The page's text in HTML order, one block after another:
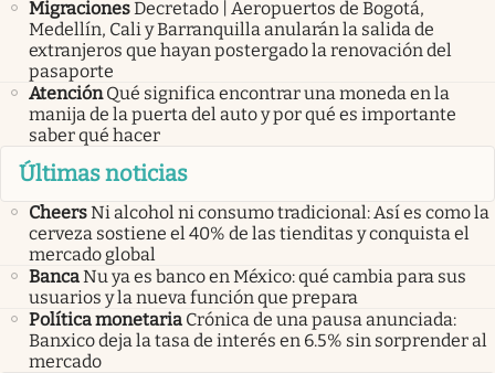
MigracionesDecretado | Aeropuertos de Bogotá,
Medellín, Cali y Barranquilla anularán la salida de
extranjeros que hayan postergado la renovación del
pasaporte
Atención Qué significa encontrar una moneda en la
manija de la puerta del auto y por qué es importante
saber qué hacer
Últimas noticias
CheersNi alcohol ni consumo tradicional: Así es como la
cerveza sostiene el 40% de las tienditas y conquista el
mercado global
BancaNu ya es banco en México: qué cambia para sus
usuarios y la nueva función que prepara
Política monetaria Crónica de una pausa anunciada:
Banxico deja la tasa de interés en 6.5% sin sorprender al
mercado